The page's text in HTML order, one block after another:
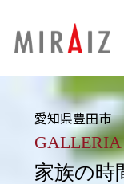
愛知県豊田市
家族の時